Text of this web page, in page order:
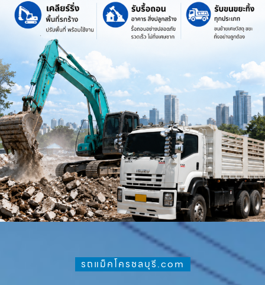
รถแม็คโครชลบุรี.com